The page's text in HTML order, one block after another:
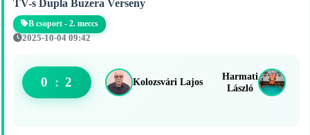
TV-s Dupla Buzera Verseny
B csoport - 2. meccs
2025-10-04 09:42
Kolozsvári Lajos
0 : 2
Harmati
László